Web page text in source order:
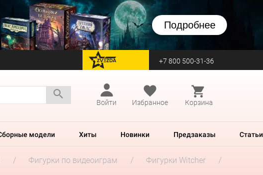
Подробнее
перейти на Zvezda +7 800 500-31-36
Войти
Избранное Корзина
модели Хиты Новинки Предзаказы Статьи
Фигурки по видеоиграм
Фигурки Witcher